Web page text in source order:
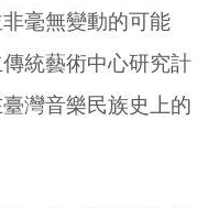
毫無變動的可能
統藝術中心研究計
灣音樂民族史上的